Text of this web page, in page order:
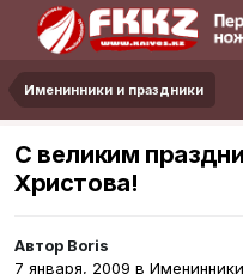
Именинники и праздники
С великим
Христова!
Автор Boris
7 января, 2009 в